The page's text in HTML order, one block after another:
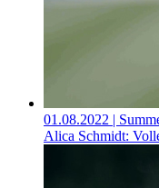
01.08.2022 |
Alica Schmidt: